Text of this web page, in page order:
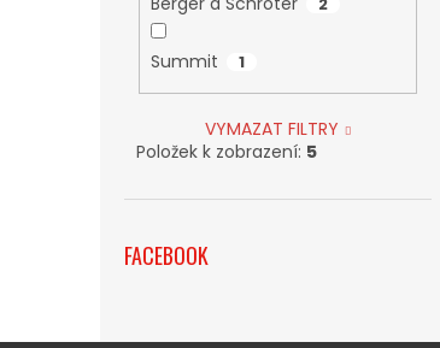
Summit 1
VYMAZAT FILTRY
Položek k zobrazení: 5
FACEBOOK